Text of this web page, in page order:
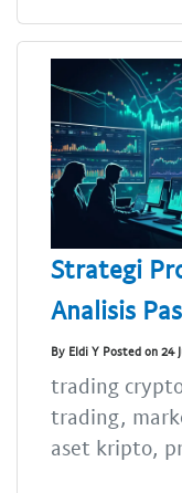
Strategi
Analisis
By Eldi Y Posted on 24
trading
trading,
aset kripto,